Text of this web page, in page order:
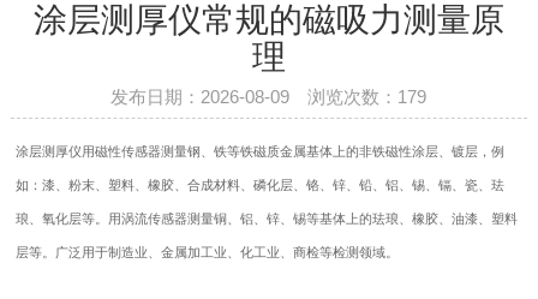
涂层测厚仪常规的磁吸力测量原
理
发布日期：2026-08-09 浏览次数： 179
涂层测厚仪用磁性传感器测量钢、铁等铁磁质金属基体上的非铁磁性涂层、镀层，例
如：漆、粉末、塑料、橡胶、合成材料、磷化层、铬、锌、铅、铝、锡、镉、瓷、珐
琅、氧化层等。用涡流传感器测量铜、铝、锌、锡等基体上的珐琅、橡胶、油漆、塑料
层等。广泛用于制造业、金属加工业、化工业、商检等检测领域。